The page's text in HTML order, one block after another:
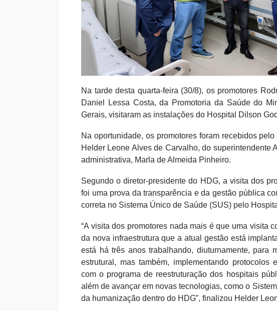
Na tarde desta quarta-feira (30/8), os promotores
Daniel Lessa Costa, da Promotoria da Saúde do
Gerais, visitaram as instalações do Hospital Dilson
Na oportunidade, os promotores foram recebidos
Helder Leone Alves de Carvalho, do superintendente
administrativa, Marla de Almeida Pinheiro.
Segundo o diretor-presidente do HDG, a visita dos
foi uma prova da transparência e da gestão pública
correta no Sistema Único de Saúde (SUS) pelo
“A visita dos promotores nada mais é que uma visita
da nova infraestrutura que a atual gestão está
está há três anos trabalhando, diuturnamente, para
estrutural, mas também, implementando protocolos
com o programa de reestruturação dos hospitais
além de avançar em novas tecnologias, como o
da humanização dentro do HDG”, finalizou Helder